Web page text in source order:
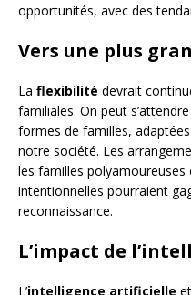
opportunités, avec des
Vers une plus
La flexibilité devrait
familiales. On peut
formes de familles,
notre société. Les
les familles
intentionnelles pourraient
reconnaissance.
L’impact de
L’intelligence artificielle